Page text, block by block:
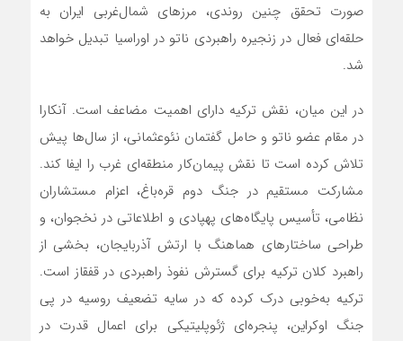
صورت تحقق چنین روندی، مرزهای شمال‌غربی ایران به
حلقه‌ای فعال در زنجیره راهبردی ناتو در اوراسیا تبدیل خواهد
شد.
در این میان، نقش ترکیه دارای اهمیت مضاعف است. آنکارا
در مقام عضو ناتو و حامل گفتمان نئو‌عثمانی، از سال‌ها پیش
تلاش کرده است تا نقش پیمان‌کار منطقه‌ای غرب را ایفا کند.
مشارکت مستقیم در جنگ دوم قره‌باغ، اعزام مستشاران
نظامی، تأسیس پایگاه‌های پهپادی و اطلاعاتی در نخجوان، و
طراحی ساختارهای هماهنگ با ارتش آذربایجان، بخشی از
راهبرد کلان ترکیه برای گسترش نفوذ راهبردی در قفقاز است.
ترکیه به‌خوبی درک کرده که در سایه تضعیف روسیه در پی
جنگ اوکراین، پنجره‌ای ژئوپلیتیکی برای اعمال قدرت در